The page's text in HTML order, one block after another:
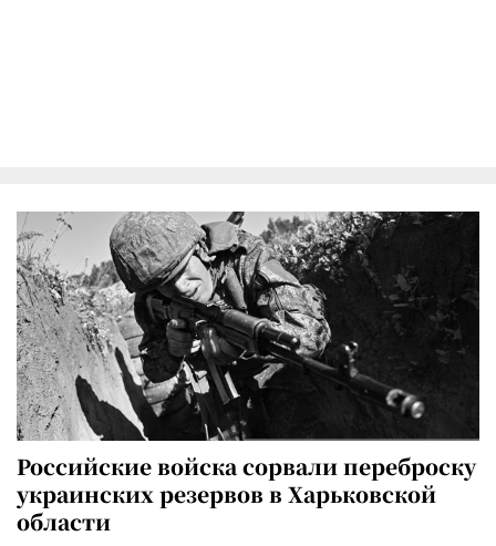
Российские войска сорвали переброску
украинских резервов в Харьковской
области